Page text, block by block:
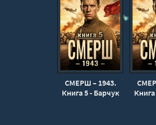
СМЕРШ – 1943.
Книга 5 - Барчук
Книга